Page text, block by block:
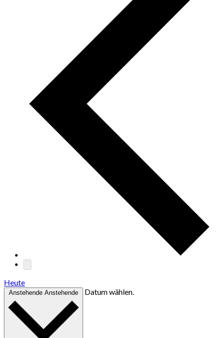
Heute
Anstehende Anstehende Datum wählen.